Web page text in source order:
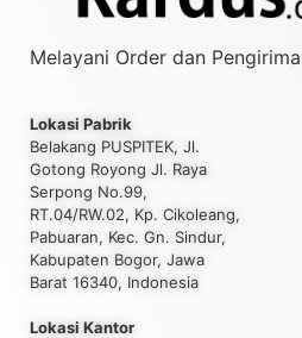
Melayani Order dan
Lokasi Pabrik
Belakang PUSPITEK, Jl.
Gotong Royong Jl. Raya
Serpong No.99,
RT.04/RW.02, Kp. Cikoleang,
Pabuaran, Kec. Gn. Sindur,
Kabupaten Bogor, Jawa
Barat 16340, Indonesia
Lokasi Kantor